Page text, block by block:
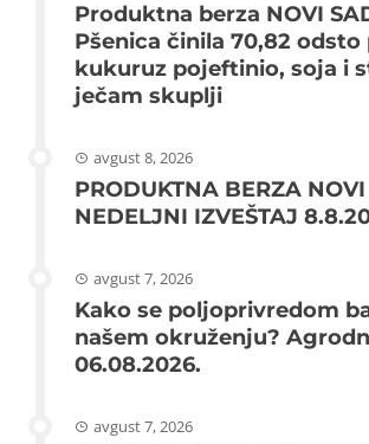
Produktna berza NOVI
Pšenica činila 70,82
kukuruz pojeftinio, soja i
ječam skuplji
avgust 8, 2026
PRODUKTNA BERZA NOVI
NEDELJNI IZVEŠTAJ
avgust 7, 2026
Kako se poljoprivredom
našem okruženju?
06.08.2026.
avgust 7, 2026